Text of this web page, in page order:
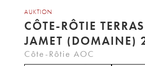
AUKTION
CÔTE-RÔTIE
JAMET (DOMAINE)
Côte-Rôtie AOC